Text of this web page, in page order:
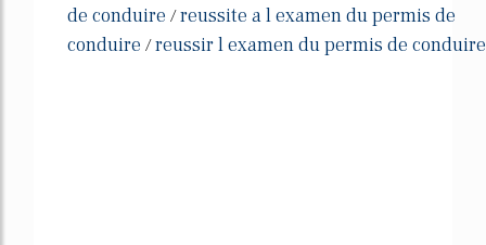
de conduire /reussite a l examen du permis de
conduire /reussir l examen du permis de conduire